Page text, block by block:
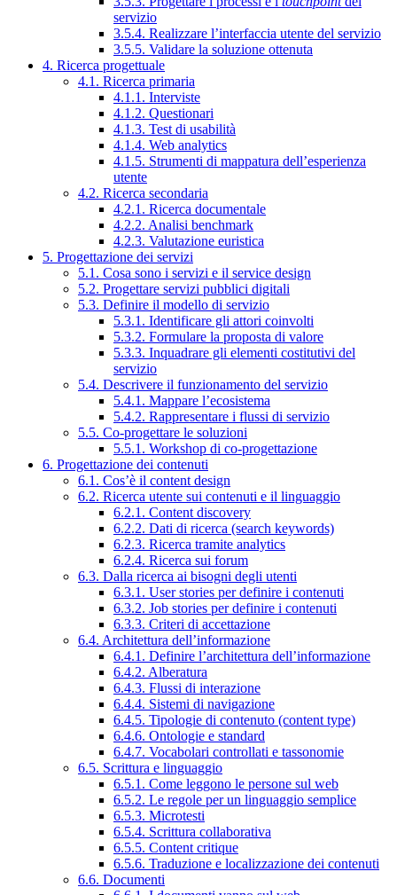
servizio
3.5.4. Realizzare l’interfaccia utente del servizio
3.5.5. Validare la soluzione ottenuta
4. Ricerca progettuale
4.1. Ricerca primaria
4.1.1. Interviste
4.1.2. Questionari
4.1.3. Test di usabilità
4.1.4. Web analytics
4.1.5. Strumenti di mappatura dell’esperienza
utente
4.2. Ricerca secondaria
4.2.1. Ricerca documentale
4.2.2. Analisi benchmark
4.2.3. Valutazione euristica
5. Progettazione dei servizi
5.1. Cosa sono i servizi e il service design
5.2. Progettare servizi pubblici digitali
5.3. Definire il modello di servizio
5.3.1. Identificare gli attori coinvolti
5.3.2. Formulare la proposta di valore
5.3.3. Inquadrare gli elementi costitutivi del
servizio
5.4. Descrivere il funzionamento del servizio
5.4.1. Mappare l’ecosistema
5.4.2. Rappresentare i flussi di servizio
5.5. Co-progettare le soluzioni
5.5.1. Workshop di co-progettazione
6. Progettazione dei contenuti
6.1. Cos’è il content design
6.2. Ricerca utente sui contenuti e il linguaggio
6.2.1. Content discovery
6.2.2. Dati di ricerca (search keywords)
6.2.3. Ricerca tramite analytics
6.2.4. Ricerca sui forum
6.3. Dalla ricerca ai bisogni degli utenti
6.3.1. User stories per definire i contenuti
6.3.2. Job stories per definire i contenuti
6.3.3. Criteri di accettazione
6.4. Architettura dell’informazione
6.4.1. Definire l’architettura dell’informazione
6.4.2. Alberatura
6.4.3. Flussi di interazione
6.4.4. Sistemi di navigazione
6.4.5. Tipologie di contenuto (content type)
6.4.6. Ontologie e standard
6.4.7. Vocabolari controllati e tassonomie
6.5. Scrittura e linguaggio
6.5.1. Come leggono le persone sul web
6.5.2. Le regole per un linguaggio semplice
6.5.3. Microtesti
6.5.4. Scrittura collaborativa
6.5.5. Content critique
6.5.6. Traduzione e localizzazione dei contenuti
6.6. Documenti